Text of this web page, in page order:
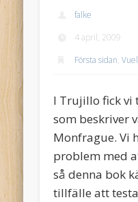
falke
4 april, 2009
Första sidan,
I Trujillo fick vi
som beskriver
Monfrague. Vi
problem med
så denna bok
tillfälle att